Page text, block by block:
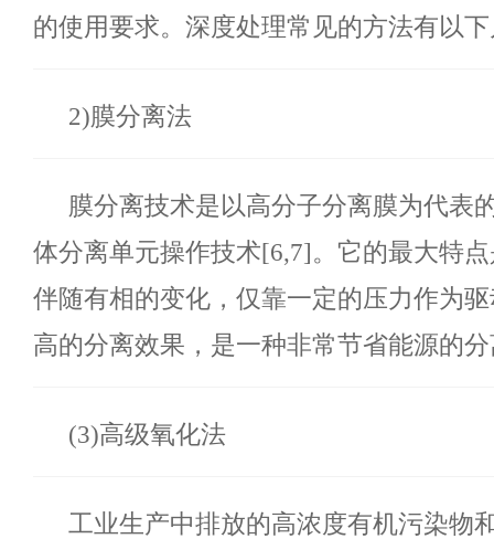
的使用要求。深度处理常见的方法有以
2)膜分离法
膜分离技术是以高分子分离膜为代表
体分离单元操作技术[6,7]。它的最大特
伴随有相的变化，仅靠一定的压力作为
高的分离效果，是一种非常节省能源的
(3)高级氧化法
工业生产中排放的高浓度有机污染物